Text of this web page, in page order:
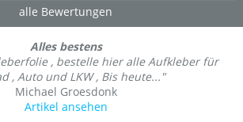
alle Bewertungen
Alles bestens
, bestelle hier alle Aufkleber für
, Auto und LKW , Bis heute..."
Michael Groesdonk
Artikel ansehen